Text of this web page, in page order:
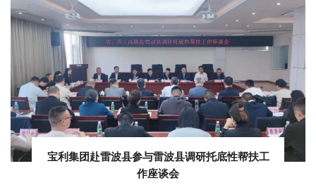
宝利集团赴雷波县参与雷波县调研托底性帮扶工
作座谈会